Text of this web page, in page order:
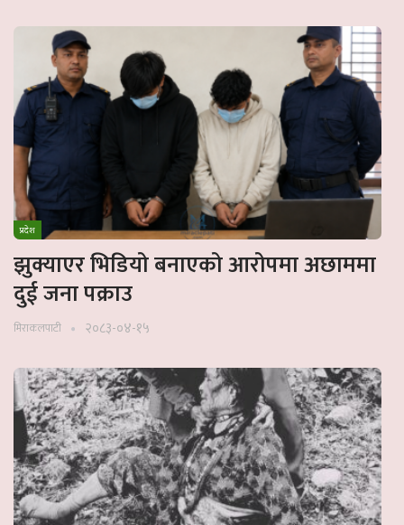
प्रदेश
झुक्याएर भिडियो बनाएको आरोपमा अछाममा
दुई जना पक्राउ
मिराकलपाटी २०८३-०४-१५